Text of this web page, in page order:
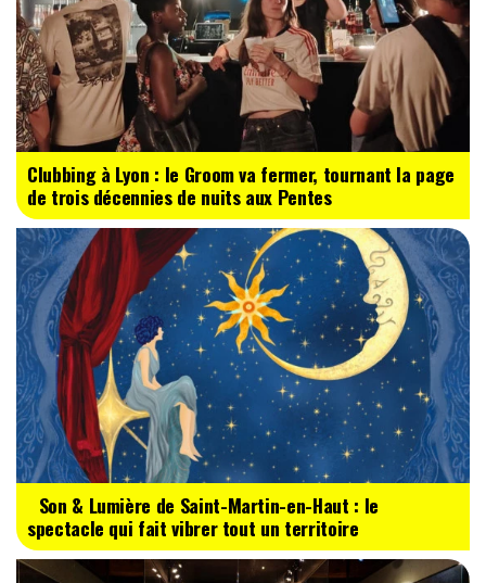
Clubbing à Lyon : le Groom va fermer, tournant la page
de trois décennies de nuits aux Pentes
Son & Lumière de Saint-Martin-en-Haut : le
spectacle qui fait vibrer tout un territoire